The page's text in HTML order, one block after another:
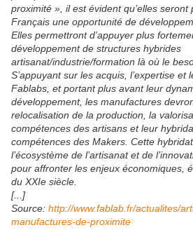
proximité », il est évident qu’elles seront
Français une opportunité de
Elles permettront d’appuyer plus
développement de structures hybrides
artisanat/industrie/formation là où le
S’appuyant sur les acquis, l’expertise et
Fablabs, et portant plus avant leur
développement, les manufactures
relocalisation de la production, la
compétences des artisans et leur
compétences des Makers. Cette
l’écosystème de l’artisanat et de
pour affronter les enjeux économiques,
du XXIe siècle.
[...]
Source: http://www.fablab.fr/actualites/
manufactures-de-proximite